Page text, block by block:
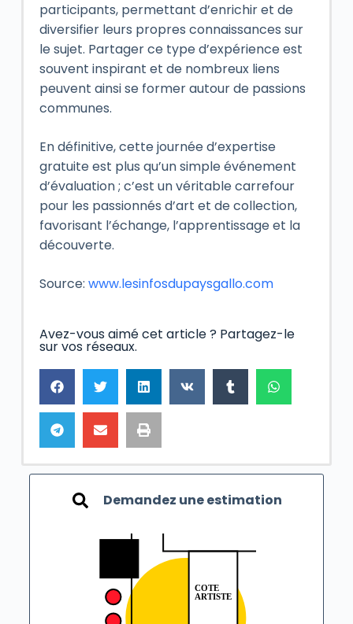
participants, permettant d’enrichir et de
diversifier leurs propres connaissances sur
le sujet. Partager ce type d’expérience est
souvent inspirant et de nombreux liens
peuvent ainsi se former autour de passions
communes.
En définitive, cette journée d’expertise
gratuite est plus qu’un simple événement
d’évaluation ; c’est un véritable carrefour
pour les passionnés d’art et de collection,
favorisant l’échange, l’apprentissage et la
découverte.
Source: www.lesinfosdupaysgallo.com
Avez-vous aimé cet article ? Partagez-le
sur vos réseaux.
Demandez une estimation